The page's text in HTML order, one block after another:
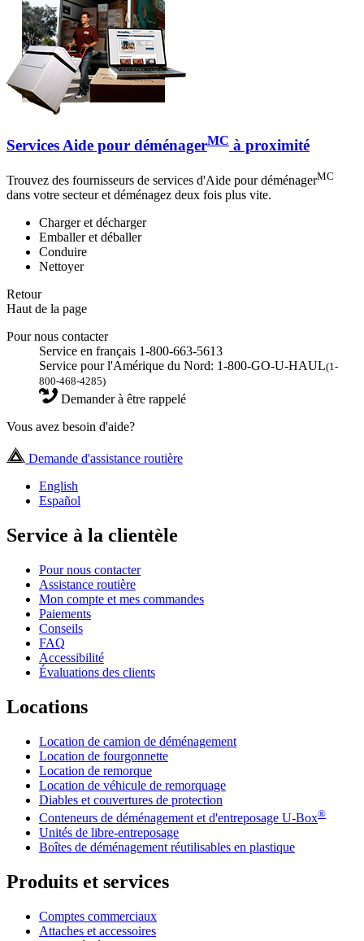
Services Aide pour déménagerMC à proximité
Trouvez des fournisseurs de services d'Aide pour déménagerMC
dans votre secteur et déménagez deux fois plus vite.
Charger et décharger
Emballer et déballer
Conduire
Nettoyer
Retour
Haut de la page
Pour nous contacter
Service en français 1-800-663-5613
Service pour l'Amérique du Nord: 1-800-GO-U-HAUL(1-
800-468-4285)
Demander à être rappelé
Vous avez besoin d'aide?
Demande d'assistance routière
English
Español
Service à la clientèle
Pour nous contacter
Assistance routière
Mon compte et mes commandes
Paiements
Conseils
FAQ
Accessibilité
Évaluations des clients
Locations
Location de camion de déménagement
Location de fourgonnette
Location de remorque
Location de véhicule de remorquage
Diables et couvertures de protection
Conteneurs de déménagement et d'entreposage U-Box®
Unités de libre-entreposage
Boîtes de déménagement réutilisables en plastique
Produits et services
Comptes commerciaux
Attaches et accessoires